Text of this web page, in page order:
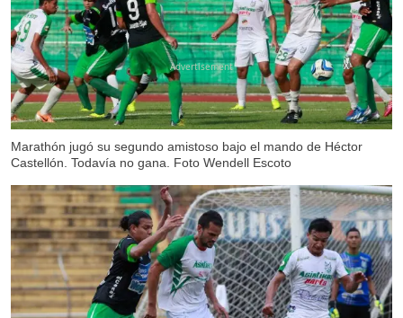
Marathón jugó su segundo amistoso bajo el mando de Héctor
Castellón. Todavía no gana. Foto Wendell Escoto
X